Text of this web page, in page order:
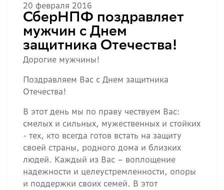
20 февраля 2016
СберНПФ поздравляет
мужчин с Днем
защитника Отечества!
Дорогие мужчины!
Поздравляем Вас с Днем защитника
Отечества!
В этот день мы по праву чествуем Вас:
смелых и сильных, мужественных и стойких
- тех, кто всегда готов встать на защиту
своей страны, родного дома и близких
людей. Каждый из Вас – воплощение
надежности и целеустремленности, опоры
и поддержки своих семей. В этот